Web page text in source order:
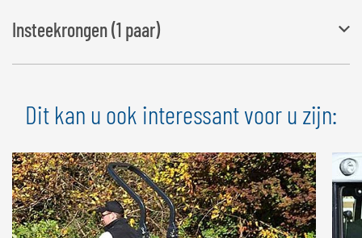
Om extra achterwand vast te maken aan standaard achterwand
Insteekrongen (1 paar)
Eenvoudige montage (zonder gereedschap bevestigen en
verwijderen)
Dit kan u ook interessant voor u zijn: